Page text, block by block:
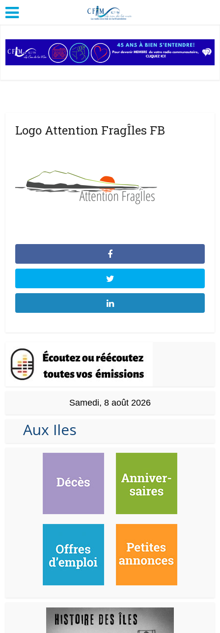
Logo Attention FragÎles FB
Samedi, 8 août 2026
Aux Iles